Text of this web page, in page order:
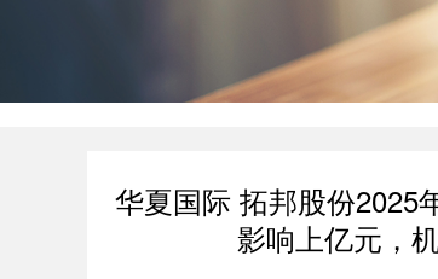
华夏国际 拓邦股份2025
影响上亿元，